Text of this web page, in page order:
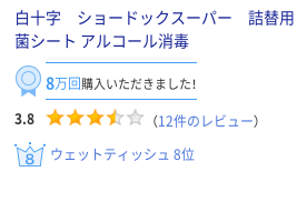
白十字 ショードックスーパー 詰替用
菌シート アルコール消毒
8万回購入いただきました！
3.8 （12件のレビュー）
ウェットティッシュ 8位